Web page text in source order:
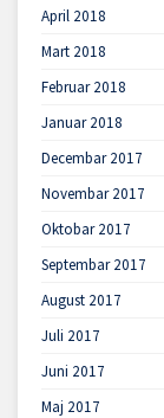
April 2018
Mart 2018
Februar 2018
Januar 2018
Decembar 2017
Novembar 2017
Oktobar 2017
Septembar 2017
August 2017
Juli 2017
Juni 2017
Maj 2017